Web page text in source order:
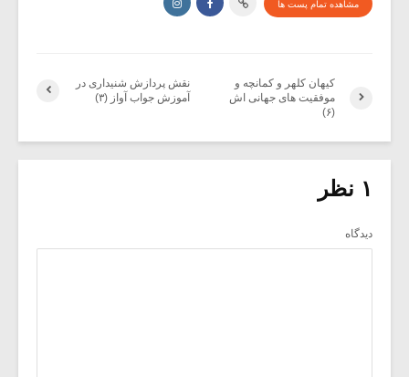
مشاهده تمام پست ها
نقش پردازش شنیداری در
آموزش جواب آواز (۳)
کیهان کلهر و کمانچه و
موفقیت های جهانی اش
(۶)
۱ نظر
دیدگاه